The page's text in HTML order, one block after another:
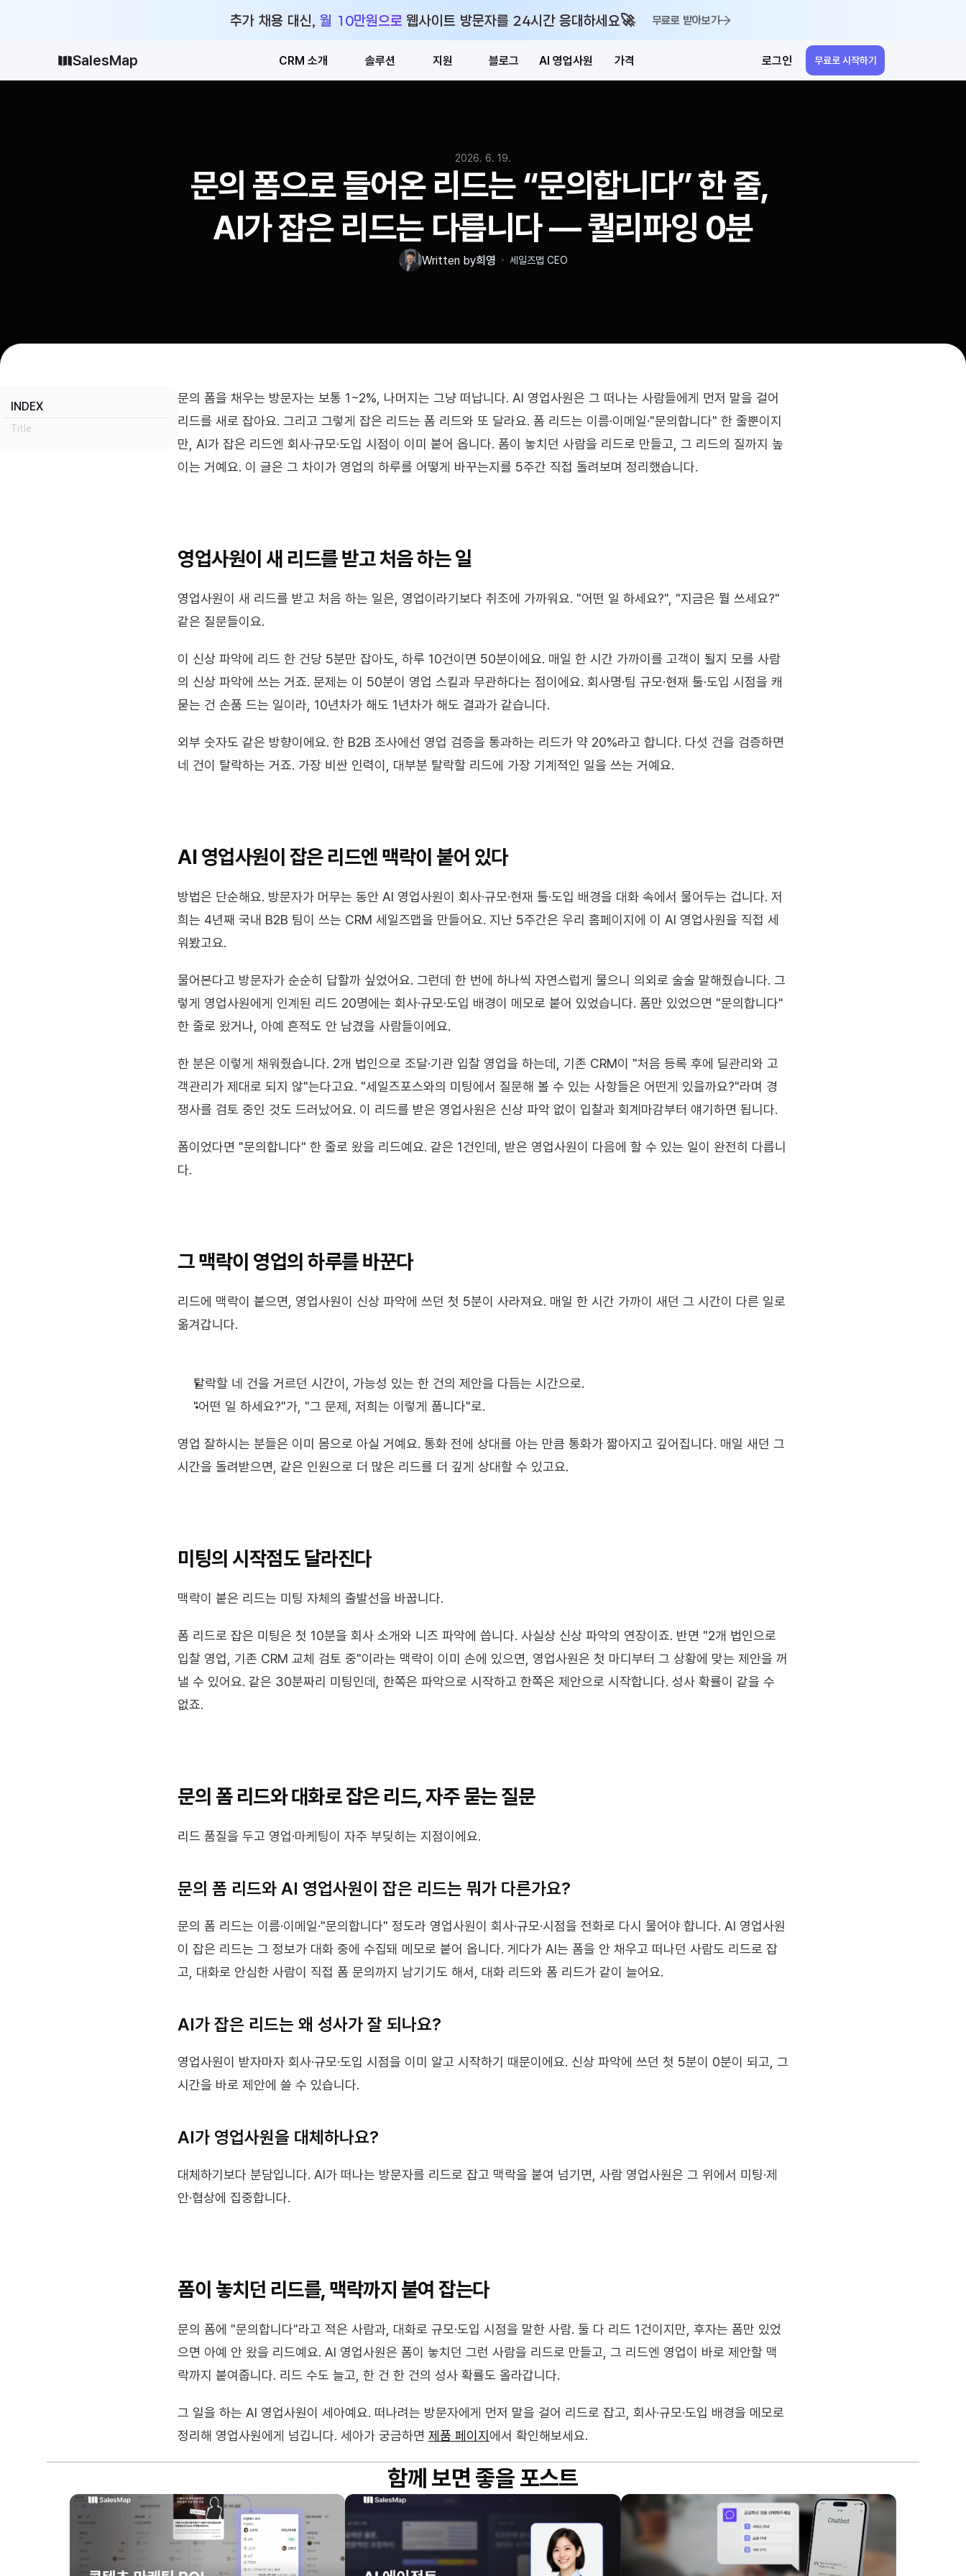
추가 채용 대신, 월 10만원으로 웹사이트 방문자를 24시간 응대하세요🚀 무료로 받아보기
SalesMap CRM 소개 솔루션 지원 블로그 AI 영업사원 가격 로그인 무료로 시작하기
2026. 6. 19.
문의 폼으로 들어온 리드는 “문의합니다” 한 줄,
AI가 잡은 리드는 다릅니다 — 퀄리파잉 0분
Written by희영 ・ 세일즈맵 CEO
INDEX
Title
문의 폼을 채우는 방문자는 보통 1~2%, 나머지는 그냥 떠납니다. AI 영업사원은 그 떠나는 사람들에게 먼저 말을 걸어
리드를 새로 잡아요. 그리고 그렇게 잡은 리드는 폼 리드와 또 달라요. 폼 리드는 이름·이메일·"문의합니다" 한 줄뿐이지
만, AI가 잡은 리드엔 회사·규모·도입 시점이 이미 붙어 옵니다. 폼이 놓치던 사람을 리드로 만들고, 그 리드의 질까지 높
이는 거예요. 이 글은 그 차이가 영업의 하루를 어떻게 바꾸는지를 5주간 직접 돌려보며 정리했습니다.
영업사원이 새 리드를 받고 처음 하는 일
영업사원이 새 리드를 받고 처음 하는 일은, 영업이라기보다 취조에 가까워요. "어떤 일 하세요?", "지금은 뭘 쓰세요?"
같은 질문들이요.
이 신상 파악에 리드 한 건당 5분만 잡아도, 하루 10건이면 50분이에요. 매일 한 시간 가까이를 고객이 될지 모를 사람
의 신상 파악에 쓰는 거죠. 문제는 이 50분이 영업 스킬과 무관하다는 점이에요. 회사명·팀 규모·현재 툴·도입 시점을 캐
묻는 건 손품 드는 일이라, 10년차가 해도 1년차가 해도 결과가 같습니다.
외부 숫자도 같은 방향이에요. 한 B2B 조사에선 영업 검증을 통과하는 리드가 약 20%라고 합니다. 다섯 건을 검증하면
네 건이 탈락하는 거죠. 가장 비싼 인력이, 대부분 탈락할 리드에 가장 기계적인 일을 쓰는 거예요.
AI 영업사원이 잡은 리드엔 맥락이 붙어 있다
방법은 단순해요. 방문자가 머무는 동안 AI 영업사원이 회사·규모·현재 툴·도입 배경을 대화 속에서 물어두는 겁니다. 저
희는 4년째 국내 B2B 팀이 쓰는 CRM 세일즈맵을 만들어요. 지난 5주간은 우리 홈페이지에 이 AI 영업사원을 직접 세
워봤고요.
물어본다고 방문자가 순순히 답할까 싶었어요. 그런데 한 번에 하나씩 자연스럽게 물으니 의외로 술술 말해줬습니다. 그
렇게 영업사원에게 인계된 리드 20명에는 회사·규모·도입 배경이 메모로 붙어 있었습니다. 폼만 있었으면 "문의합니다"
한 줄로 왔거나, 아예 흔적도 안 남겼을 사람들이에요.
한 분은 이렇게 채워줬습니다. 2개 법인으로 조달·기관 입찰 영업을 하는데, 기존 CRM이 "처음 등록 후에 딜관리와 고
객관리가 제대로 되지 않"는다고요. "세일즈포스와의 미팅에서 질문해 볼 수 있는 사항들은 어떤게 있을까요?"라며 경
쟁사를 검토 중인 것도 드러났어요. 이 리드를 받은 영업사원은 신상 파악 없이 입찰과 회계마감부터 얘기하면 됩니다.
폼이었다면 "문의합니다" 한 줄로 왔을 리드예요. 같은 1건인데, 받은 영업사원이 다음에 할 수 있는 일이 완전히 다릅니
다.
그 맥락이 영업의 하루를 바꾼다
리드에 맥락이 붙으면, 영업사원이 신상 파악에 쓰던 첫 5분이 사라져요. 매일 한 시간 가까이 새던 그 시간이 다른 일로
옮겨갑니다.
탈락할 네 건을 거르던 시간이, 가능성 있는 한 건의 제안을 다듬는 시간으로.
"어떤 일 하세요?"가, "그 문제, 저희는 이렇게 풉니다"로.
영업 잘하시는 분들은 이미 몸으로 아실 거예요. 통화 전에 상대를 아는 만큼 통화가 짧아지고 깊어집니다. 매일 새던 그
시간을 돌려받으면, 같은 인원으로 더 많은 리드를 더 깊게 상대할 수 있고요.
미팅의 시작점도 달라진다
맥락이 붙은 리드는 미팅 자체의 출발선을 바꿉니다.
폼 리드로 잡은 미팅은 첫 10분을 회사 소개와 니즈 파악에 씁니다. 사실상 신상 파악의 연장이죠. 반면 "2개 법인으로
입찰 영업, 기존 CRM 교체 검토 중"이라는 맥락이 이미 손에 있으면, 영업사원은 첫 마디부터 그 상황에 맞는 제안을 꺼
낼 수 있어요. 같은 30분짜리 미팅인데, 한쪽은 파악으로 시작하고 한쪽은 제안으로 시작합니다. 성사 확률이 같을 수
없죠.
문의 폼 리드와 대화로 잡은 리드, 자주 묻는 질문
리드 품질을 두고 영업·마케팅이 자주 부딪히는 지점이에요.
문의 폼 리드와 AI 영업사원이 잡은 리드는 뭐가 다른가요?
문의 폼 리드는 이름·이메일·"문의합니다" 정도라 영업사원이 회사·규모·시점을 전화로 다시 물어야 합니다. AI 영업사원
이 잡은 리드는 그 정보가 대화 중에 수집돼 메모로 붙어 옵니다. 게다가 AI는 폼을 안 채우고 떠나던 사람도 리드로 잡
고, 대화로 안심한 사람이 직접 폼 문의까지 남기기도 해서, 대화 리드와 폼 리드가 같이 늘어요.
AI가 잡은 리드는 왜 성사가 잘 되나요?
영업사원이 받자마자 회사·규모·도입 시점을 이미 알고 시작하기 때문이에요. 신상 파악에 쓰던 첫 5분이 0분이 되고, 그
시간을 바로 제안에 쓸 수 있습니다.
AI가 영업사원을 대체하나요?
대체하기보다 분담입니다. AI가 떠나는 방문자를 리드로 잡고 맥락을 붙여 넘기면, 사람 영업사원은 그 위에서 미팅·제
안·협상에 집중합니다.
폼이 놓치던 리드를, 맥락까지 붙여 잡는다
문의 폼에 "문의합니다"라고 적은 사람과, 대화로 규모·도입 시점을 말한 사람. 둘 다 리드 1건이지만, 후자는 폼만 있었
으면 아예 안 왔을 리드예요. AI 영업사원은 폼이 놓치던 그런 사람을 리드로 만들고, 그 리드엔 영업이 바로 제안할 맥
락까지 붙여줍니다. 리드 수도 늘고, 한 건 한 건의 성사 확률도 올라갑니다.
그 일을 하는 AI 영업사원이 세아예요. 떠나려는 방문자에게 먼저 말을 걸어 리드로 잡고, 회사·규모·도입 배경을 메모로
정리해 영업사원에게 넘깁니다. 세아가 궁금하면 제품 페이지 에서 확인해보세요.
함께 보면 좋을 포스트